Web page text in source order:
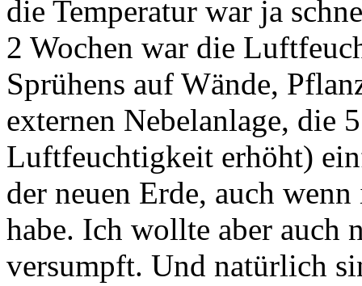
die Temperatur war ja
2 Wochen war die
Sprühens auf Wände,
externen Nebelanlage, die
Luftfeuchtigkeit erhöht)
der neuen Erde, auch
habe. Ich wollte aber auch
versumpft. Und natürlich